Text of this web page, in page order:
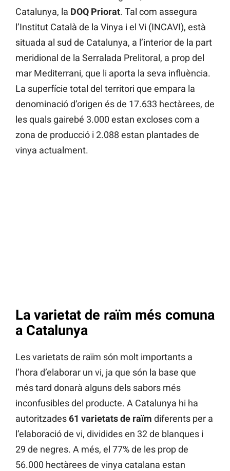
Catalunya, la DOQ Priorat. Tal com assegura
l’Institut Català de la Vinya i el Vi (INCAVI), està
situada al sud de Catalunya, a l’interior de la part
meridional de la Serralada Prelitoral, a prop del
mar Mediterrani, que li aporta la seva influència.
La superfície total del territori que empara la
denominació d’origen és de 17.633 hectàrees, de
les quals gairebé 3.000 estan excloses com a
zona de producció i 2.088 estan plantades de
vinya actualment.
La varietat de raïm més comuna
a Catalunya
Les varietats de raïm són molt importants a
l’hora d’elaborar un vi, ja que són la base que
més tard donarà alguns dels sabors més
inconfusibles del producte. A Catalunya hi ha
autoritzades61 varietats de raïm diferents per a
l’elaboració de vi, dividides en 32 de blanques i
29 de negres. A més, el 77% de les prop de
56.000 hectàrees de vinya catalana estan